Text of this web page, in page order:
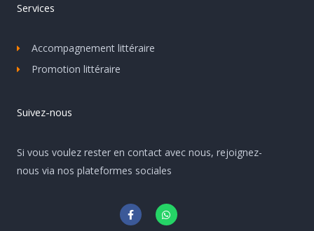
Services
Accompagnement littéraire
Promotion littéraire
Suivez-nous
Si vous voulez rester en contact avec nous, rejoignez-
nous via nos plateformes sociales
F
a
c
W
h
a